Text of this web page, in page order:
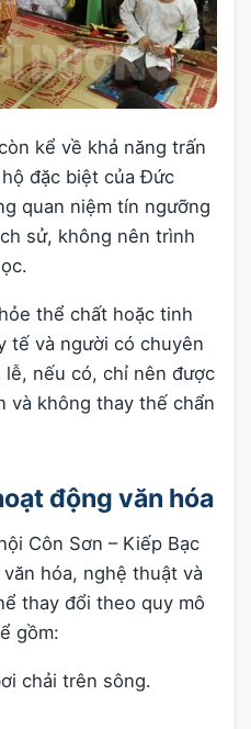
kể về khả năng trấn
đặc biệt của Đức
quan niệm tín ngưỡng
sử, không nên trình
thể chất hoặc tinh
tế và người có chuyên
lễ, nếu có, chỉ nên được
và không thay thế chẩn
động văn hóa
Côn Sơn – Kiếp Bạc
hóa, nghệ thuật và
thay đổi theo quy mô
gồm:
chải trên sông.